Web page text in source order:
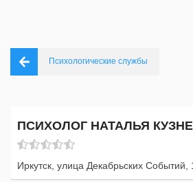
Психологические службы
ПСИХОЛОГ НАТАЛЬЯ
Иркутск, улица Декабрьских Событий,